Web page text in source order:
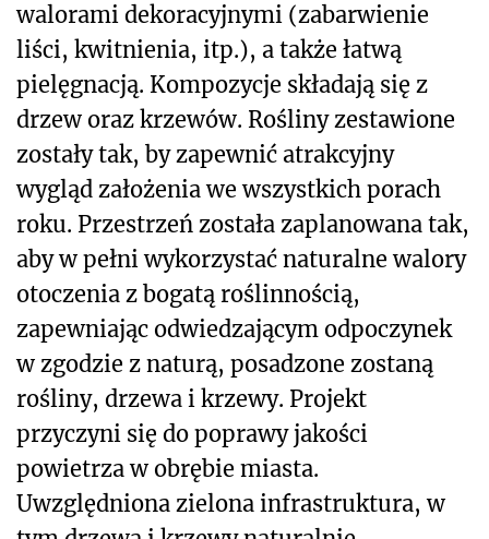
walorami dekoracyjnymi (zabarwienie
liści, kwitnienia, itp.), a także łatwą
pielęgnacją. Kompozycje składają się z
drzew oraz krzewów. Rośliny zestawione
zostały tak, by zapewnić atrakcyjny
wygląd założenia we wszystkich porach
roku. Przestrzeń została zaplanowana tak,
aby w pełni wykorzystać naturalne walory
otoczenia z bogatą roślinnością,
zapewniając odwiedzającym odpoczynek
w zgodzie z naturą, posadzone zostaną
rośliny, drzewa i krzewy. Projekt
przyczyni się do poprawy jakości
powietrza w obrębie miasta.
Uwzględniona zielona infrastruktura, w